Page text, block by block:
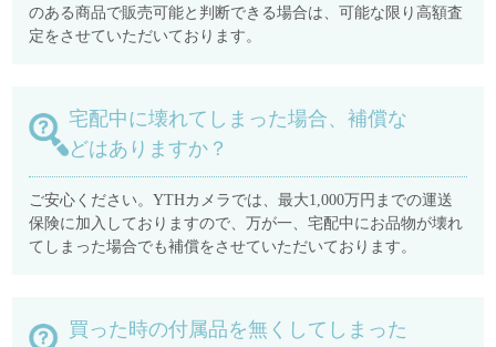
のある商品で販売可能と判断できる場合は、可能な限り高額査
定をさせていただいております。
宅配中に壊れてしまった場合、補償な
どはありますか？
ご安心ください。YTHカメラでは、最大1,000万円までの運送
保険に加入しておりますので、万が一、宅配中にお品物が壊れ
てしまった場合でも補償をさせていただいております。
買った時の付属品を無くしてしまった